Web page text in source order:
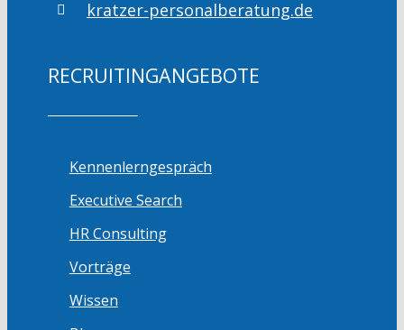
kratzer-personalberatung.de
RECRUITINGANGEBOTE
Kennenlerngespräch
Executive Search
HR Consulting
Vorträge
Wissen